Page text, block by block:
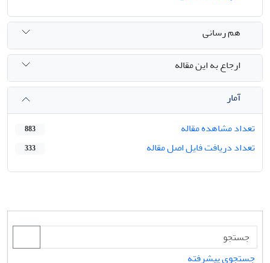
هم رسانی
ارجاع به این مقاله
آمار
تعداد مشاهده مقاله
883
تعداد دریافت فایل اصل مقاله 333
جستجوی پیشرفته